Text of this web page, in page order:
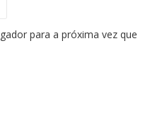
para a próxima vez que